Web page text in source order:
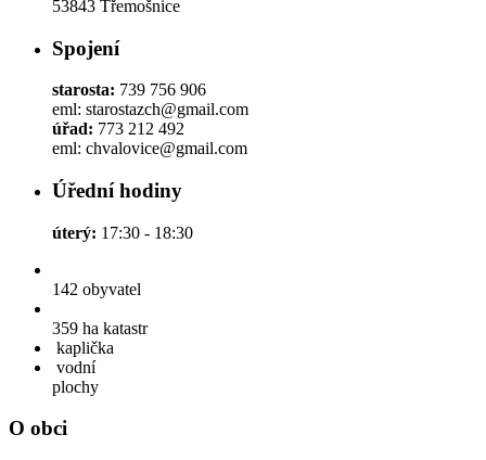
53843 Třemošnice
Spojení
starosta: 739 756 906
eml: starostazch@gmail.com
úřad: 773 212 492
eml: chvalovice@gmail.com
Úřední hodiny
úterý: 17:30 - 18:30
142 obyvatel
359 ha katastr
kaplička
vodní
plochy
O obci